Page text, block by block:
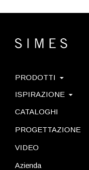
PRODOTTI
ISPIRAZIONE
CATALOGHI
PROGETTAZIONE
VIDEO
Azienda